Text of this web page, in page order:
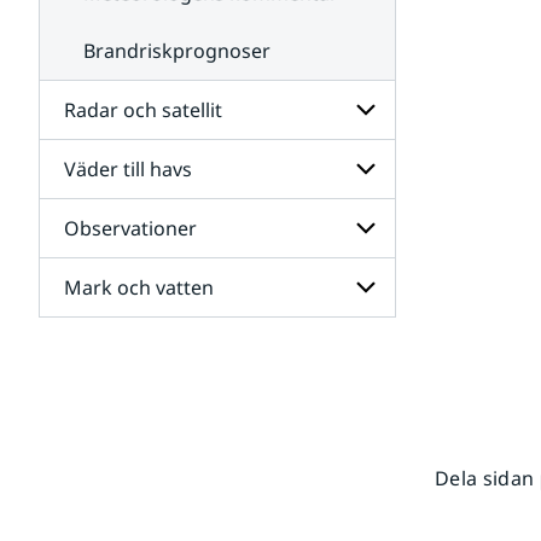
Brandriskprognoser
Radar och satellit
Undersidor
för
Radar
och
satellit
Väder till havs
Undersidor
för
Väder
till
havs
Observationer
Undersidor
för
Mark och vatten
Dela sidan